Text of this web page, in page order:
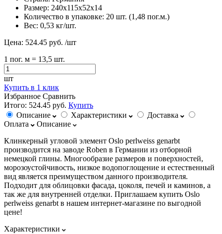
Размер: 240х115х52х14
Количество в упаковке: 20 шт. (1,48 пог.м.)
Вес: 0,53 кг/шт.
Цена: 524.45 руб. /шт
1 пог. м = 13,5 шт.
шт
Купить в 1 клик
Избранное Сравнить
Итого: 524.45 руб. Купить
Описание
Характеристики
Доставка
Оплата
Описание
Клинкерный угловой элемент Oslo perlweiss genarbt
производится на заводе Roben в Германии из отборной
немецкой глины. Многообразие размеров и поверхностей,
морозоустойчивость, низкое водопоглощение и естественный
вид является преимуществом данного производителя.
Подходит для облицовки фасада, цоколя, печей и каминов, а
так же для внутренней отделки. Приглашаем купить Oslo
perlweiss genarbt в нашем интернет-магазине по выгодной
цене!
Характеристики